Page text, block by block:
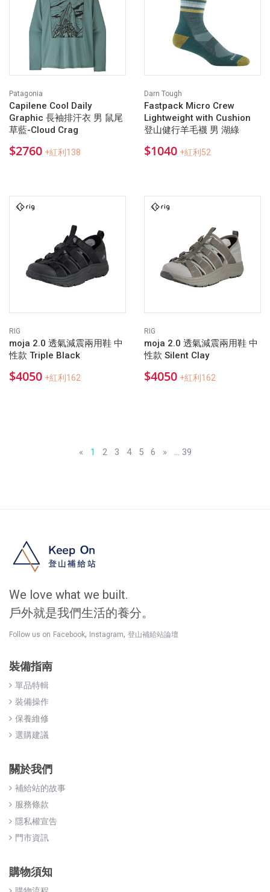
Patagonia
Capilene Cool Daily
Graphic 長袖排汗衣 男 鼠尾
草藍-Cloud Crag
$2760 +紅利138
Darn Tough
Fastpack Micro Crew
Lightweight with Cushion
登山健行羊毛襪 男 湖綠
$1040 +紅利52
RIG
moja 2.0 透氣減震兩用鞋 中
性款 Triple Black
$4050 +紅利162
RIG
moja 2.0 透氣減震兩用鞋 中
性款 Silent Clay
$4050 +紅利162
« 1 2 3 4 5 6 » ... 39
We love what we built.
戶外就是我們生活的養分。
Follow us on Facebook, Instagram, 登山補給站論壇
裝備指南
單品特輯
裝備操作
保養維修
選購建議
關於我們
補給站的故事
服務條款
隱私權宣告
門市資訊
購物須知